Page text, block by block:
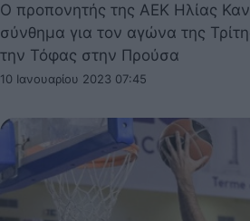
Ο προπονητής της ΑΕΚ Ηλίας
σύνθημα για τον αγώνα της
την Τόφας στην Προύσα
10 Ιανουαρίου 2023 07:45